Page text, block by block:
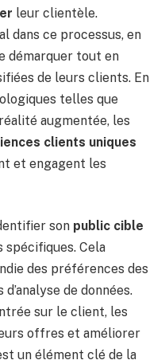
leur clientèle.
dans ce processus, en
démarquer tout en
de leurs clients. En
telles que
augmentée, les
clients uniques
et engagent les
son public cible
spécifiques. Cela
des préférences des
de données.
sur le client, les
offres et améliorer
un élément clé de la